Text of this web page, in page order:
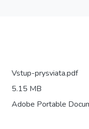
Vstup-prysviata.pdf
5.15 MB
Adobe Portable